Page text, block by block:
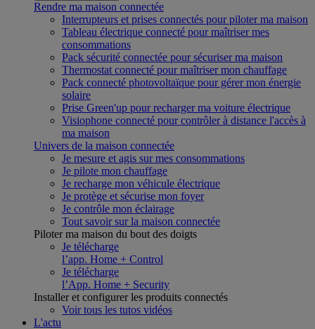
Rendre ma maison connectée
Interrupteurs et prises connectés pour piloter ma maison
Tableau électrique connecté pour maîtriser mes
consommations
Pack sécurité connectée pour sécuriser ma maison
Thermostat connecté pour maîtriser mon chauffage
Pack connecté photovoltaïque pour gérer mon énergie
solaire
Prise Green'up pour recharger ma voiture électrique
Visiophone connecté pour contrôler à distance l'accès à
ma maison
Univers de la maison connectée
Je mesure et agis sur mes consommations
Je pilote mon chauffage
Je recharge mon véhicule électrique
Je protège et sécurise mon foyer
Je contrôle mon éclairage
Tout savoir sur la maison connectée
Piloter ma maison du bout des doigts
Je télécharge
l’app. Home + Control
Je télécharge
l’App. Home + Security
Installer et configurer les produits connectés
Voir tous les tutos vidéos
L'actu